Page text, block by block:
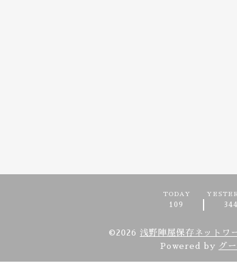
TODAY
109 344
©2026 浅野陣屋保存ネットワ
Powered by グ